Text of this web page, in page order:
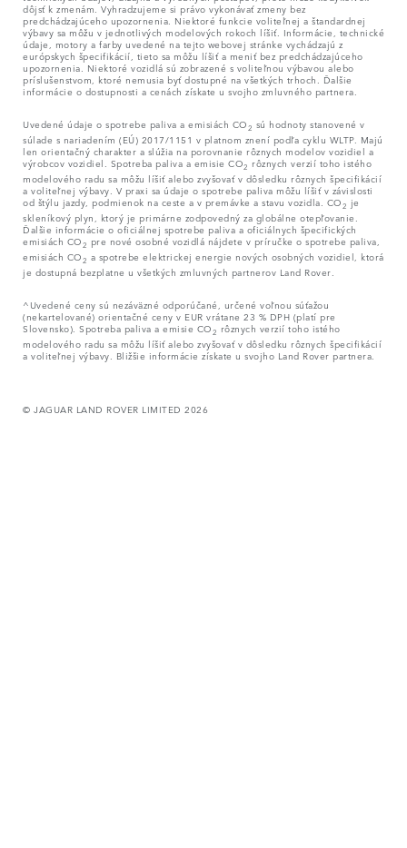
dôjsť k zmenám. Vyhradzujeme si právo vykonávať zmeny bez
predchádzajúceho upozornenia. Niektoré funkcie voliteľnej a štandardnej
výbavy sa môžu v jednotlivých modelových rokoch líšiť. Informácie, technické
údaje, motory a farby uvedené na tejto webovej stránke vychádzajú z
európskych špecifikácií, tieto sa môžu líšiť a meniť bez predchádzajúceho
upozornenia. Niektoré vozidlá sú zobrazené s voliteľnou výbavou alebo
príslušenstvom, ktoré nemusia byť dostupné na všetkých trhoch. Ďalšie
informácie o dostupnosti a cenách získate u svojho zmluvného partnera.
Uvedené údaje o spotrebe paliva a emisiách CO2 sú hodnoty stanovené v
súlade s nariadením (EÚ) 2017/1151 v platnom znení podľa cyklu WLTP. Majú
len orientačný charakter a slúžia na porovnanie rôznych modelov vozidiel a
výrobcov vozidiel. Spotreba paliva a emisie CO2 rôznych verzií toho istého
modelového radu sa môžu líšiť alebo zvyšovať v dôsledku rôznych špecifikácií
a voliteľnej výbavy. V praxi sa údaje o spotrebe paliva môžu líšiť v závislosti
od štýlu jazdy, podmienok na ceste a v premávke a stavu vozidla. CO2 je
skleníkový plyn, ktorý je primárne zodpovedný za globálne otepľovanie.
Ďalšie informácie o oficiálnej spotrebe paliva a oficiálnych špecifických
emisiách CO2 pre nové osobné vozidlá nájdete v príručke o spotrebe paliva,
emisiách CO2 a spotrebe elektrickej energie nových osobných vozidiel, ktorá
je dostupná bezplatne u všetkých zmluvných partnerov Land Rover.
^Uvedené ceny sú nezáväzné odporúčané, určené voľnou súťažou
(nekartelované) orientačné ceny v EUR vrátane 23 % DPH (platí pre
Slovensko). Spotreba paliva a emisie CO2 rôznych verzií toho istého
modelového radu sa môžu líšiť alebo zvyšovať v dôsledku rôznych špecifikácií
a voliteľnej výbavy. Bližšie informácie získate u svojho Land Rover partnera.
© JAGUAR LAND ROVER LIMITED 2026